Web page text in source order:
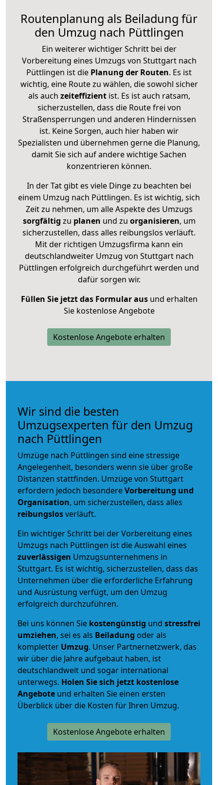
Routenplanung als Beiladung für
den Umzug nach Püttlingen
Ein weiterer wichtiger Schritt bei der
Vorbereitung eines Umzugs von Stuttgart nach
Püttlingen ist die Planung der Routen. Es ist
wichtig, eine Route zu wählen, die sowohl sicher
als auch zeiteffizientist. Es ist auch ratsam,
sicherzustellen, dass die Route frei von
Straßensperrungen und anderen Hindernissen
ist. Keine Sorgen, auch hier haben wir
Spezialisten und übernehmen gerne die Planung,
damit Sie sich auf andere wichtige Sachen
konzentrieren können.
In der Tat gibt es viele Dinge zu beachten bei
einem Umzug nach Püttlingen. Es ist wichtig, sich
Zeit zu nehmen, um alle Aspekte des Umzugs
sorgfältig zu planen und zu organisieren, um
sicherzustellen, dass alles reibungslos verläuft.
Mit der richtigen Umzugsfirma kann ein
deutschlandweiter Umzug von Stuttgart nach
Püttlingen erfolgreich durchgeführt werden und
dafür sorgen wir.
Füllen Sie jetzt das Formular ausund erhalten
Sie kostenlose Angebote
Kostenlose Angebote erhalten
Wir sind die besten
Umzugsexperten für den Umzug
nach Püttlingen
Umzüge nach Püttlingen sind eine stressige
Angelegenheit, besonders wenn sie über große
Distanzen stattfinden. Umzüge von Stuttgart
erfordern jedoch besondereVorbereitung und
Organisation, um sicherzustellen, dass alles
reibungslosverläuft.
Ein wichtiger Schritt bei der Vorbereitung eines
Umzugs nach Püttlingen ist die Auswahl eines
zuverlässigen Umzugsunternehmens in
Stuttgart. Es ist wichtig, sicherzustellen, dass das
Unternehmen über die erforderliche Erfahrung
und Ausrüstung verfügt, um den Umzug
erfolgreich durchzuführen.
Bei uns können Sie kostengünstig und stressfrei
umziehen, sei es als Beiladung oder als
kompletter Umzug. Unser Partnernetzwerk, das
wir über die Jahre aufgebaut haben, ist
deutschlandweit und sogar international
unterwegs. Holen Sie sich jetzt kostenlose
Angebote und erhalten Sie einen ersten
Überblick über die Kosten für Ihren Umzug.
Kostenlose Angebote erhalten